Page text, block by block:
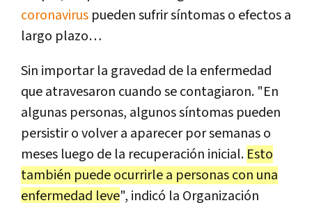
coronavirus pueden sufrir síntomas o efectos a
largo plazo…
Sin importar la gravedad de la enfermedad
que atravesaron cuando se contagiaron. "En
algunas personas, algunos síntomas pueden
persistir o volver a aparecer por semanas o
meses luego de la recuperación inicial. Esto
también puede ocurrirle a personas con una
enfermedad leve", indicó la Organización